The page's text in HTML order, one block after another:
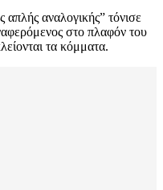
αναλογικής” τόνισε
στο πλαφόν του
τα κόμματα.